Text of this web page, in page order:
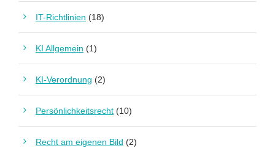
IT-Richtlinien (18)
KI Allgemein (1)
KI-Verordnung (2)
Persönlichkeitsrecht (10)
Recht am eigenen Bild (2)